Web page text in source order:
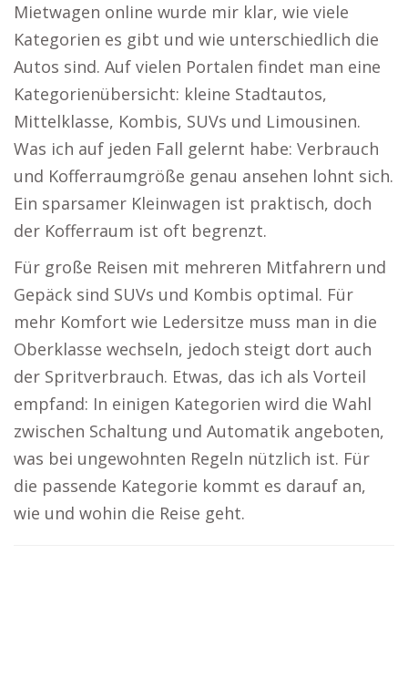
Mietwagen online wurde mir klar, wie viele
Kategorien es gibt und wie unterschiedlich die
Autos sind. Auf vielen Portalen findet man eine
Kategorienübersicht: kleine Stadtautos,
Mittelklasse, Kombis, SUVs und Limousinen.
Was ich auf jeden Fall gelernt habe: Verbrauch
und Kofferraumgröße genau ansehen lohnt sich.
Ein sparsamer Kleinwagen ist praktisch, doch
der Kofferraum ist oft begrenzt.
Für große Reisen mit mehreren Mitfahrern und
Gepäck sind SUVs und Kombis optimal. Für
mehr Komfort wie Ledersitze muss man in die
Oberklasse wechseln, jedoch steigt dort auch
der Spritverbrauch. Etwas, das ich als Vorteil
empfand: In einigen Kategorien wird die Wahl
zwischen Schaltung und Automatik angeboten,
was bei ungewohnten Regeln nützlich ist. Für
die passende Kategorie kommt es darauf an,
wie und wohin die Reise geht.